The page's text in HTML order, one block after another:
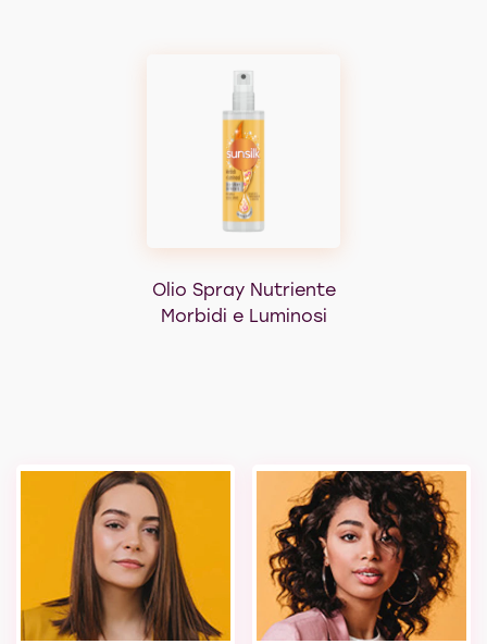
Olio Spray Nutriente
Morbidi e Luminosi